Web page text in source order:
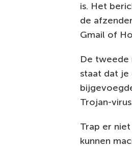
is. Het
de
Gmail of
De tweede
staat dat je
Trojan-
Trap er
kunnen